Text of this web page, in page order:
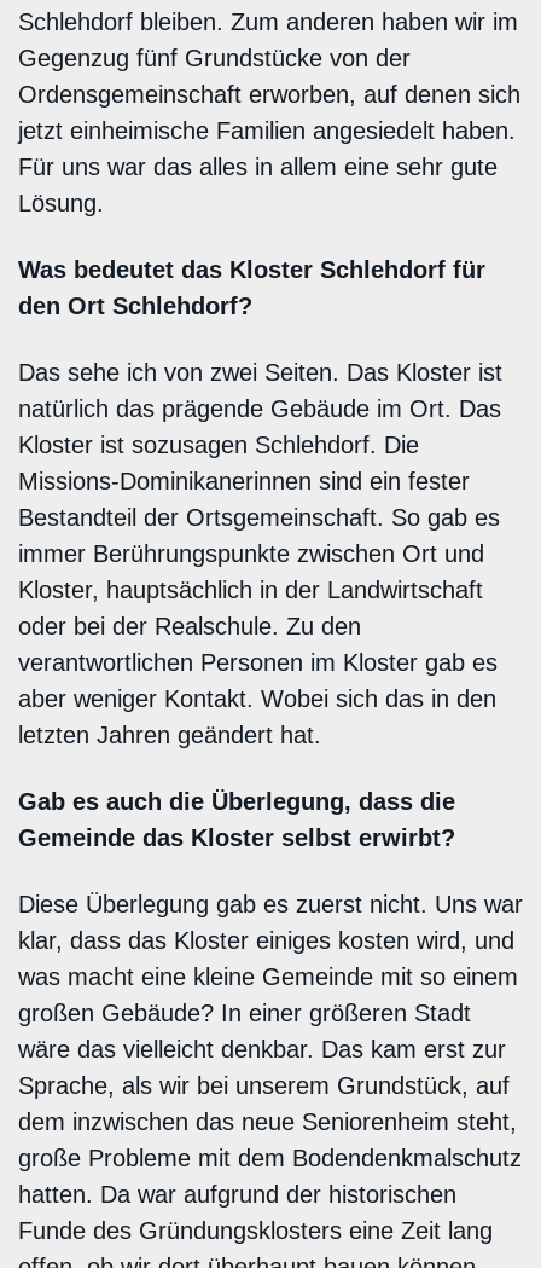
Schlehdorf bleiben. Zum anderen haben wir im
Gegenzug fünf Grundstücke von der
Ordensgemeinschaft erworben, auf denen sich
jetzt einheimische Familien angesiedelt haben.
Für uns war das alles in allem eine sehr gute
Lösung.
Was bedeutet das Kloster Schlehdorf für
den Ort Schlehdorf?
Das sehe ich von zwei Seiten. Das Kloster ist
natürlich das prägende Gebäude im Ort. Das
Kloster ist sozusagen Schlehdorf. Die
Missions-Dominikanerinnen sind ein fester
Bestandteil der Ortsgemeinschaft. So gab es
immer Berührungspunkte zwischen Ort und
Kloster, hauptsächlich in der Landwirtschaft
oder bei der Realschule. Zu den
verantwortlichen Personen im Kloster gab es
aber weniger Kontakt. Wobei sich das in den
letzten Jahren geändert hat.
Gab es auch die Überlegung, dass die
Gemeinde das Kloster selbst erwirbt?
Diese Überlegung gab es zuerst nicht. Uns war
klar, dass das Kloster einiges kosten wird, und
was macht eine kleine Gemeinde mit so einem
großen Gebäude? In einer größeren Stadt
wäre das vielleicht denkbar. Das kam erst zur
Sprache, als wir bei unserem Grundstück, auf
dem inzwischen das neue Seniorenheim steht,
große Probleme mit dem Bodendenkmalschutz
hatten. Da war aufgrund der historischen
Funde des Gründungsklosters eine Zeit lang